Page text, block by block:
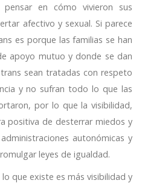
en cómo vivieron sus
afectivo y sexual. Si parece
es porque las familias se han
apoyo mutuo y donde se dan
sean tratadas con respeto
y no sufran todo lo que las
por lo que la visibilidad,
positiva de desterrar miedos y
autonómicas y
leyes de igualdad.
lo que existe es más visibilidad y